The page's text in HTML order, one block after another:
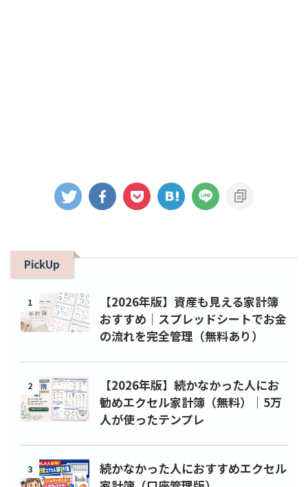
PickUp
1
【2026年版】資産も見える家計簿
おすすめ｜スプレッドシートでお金
の流れを完全管理（無料あり）
2
【2026年版】続かなかった人にお
勧めエクセル家計簿（無料）｜5万
人が使ったテンプレ
3
続かなかった人におすすめエクセル